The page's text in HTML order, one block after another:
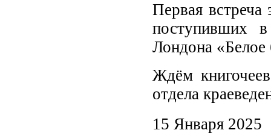
Первая встреча
поступивших
Лондона «Белое
Ждём
отдела
15 Января 2025